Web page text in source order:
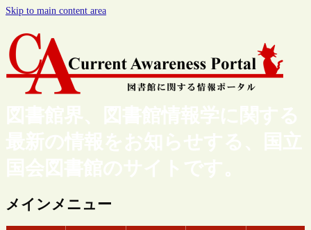
Skip to main content area
図書館界、図書館情報学に関する
最新の情報をお知らせする、国立
国会図書館のサイトです。
メインメニュー